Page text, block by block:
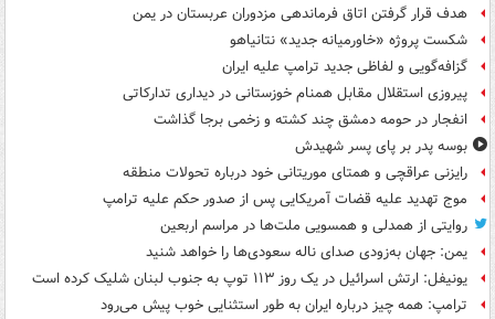
هدف قرار گرفتن اتاق‌ فرماندهی مزدوران عربستان در یمن
شکست پروژه «خاورمیانه جدید» نتانیاهو
گزافه‌گویی و لفاظی جدید ترامپ علیه ایران
پیروزی استقلال مقابل همنام خوزستانی در دیداری تدارکاتی
انفجار در حومه دمشق چند کشته و زخمی برجا گذاشت
بوسه‌ پدر بر پای پسر شهیدش
رایزنی عراقچی و همتای موریتانی خود درباره تحولات منطقه
موج تهدید علیه قضات آمریکایی پس از صدور حکم علیه ترامپ
روایتی از همدلی و همسویی ملت‌ها در مراسم اربعین
یمن: جهان به‌زودی صدای ناله سعودی‌ها را خواهد شنید
یونیفل: ارتش اسرائیل در یک روز ۱۱۳ توپ به جنوب لبنان شلیک کرده است
ترامپ: همه چیز درباره ایران به طور استثنایی خوب پیش می‌رود